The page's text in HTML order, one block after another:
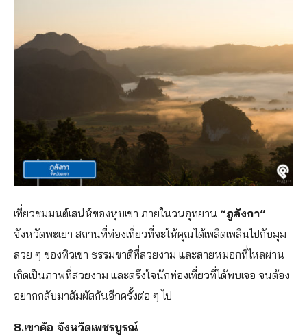
เที่ยวชมมนต์เสน่ห์ของหุบเขา ภายในวนอุทยาน “ภูลังกา”
จังหวัดพะเยา สถานที่ท่องเที่ยวที่จะให้คุณได้เพลิดเพลินไปกับมุม
สวย ๆ ของทิวเขา ธรรมชาติที่สวยงาม และสายหมอกที่ไหลผ่าน
เกิดเป็นภาพที่สวยงาม และตรึงใจนักท่องเที่ยวที่ได้พบเจอ จนต้อง
อยากกลับมาสัมผัสกันอีกครั้งต่อ ๆ ไป
8.เขาค้อ จังหวัดเพชรบูรณ์